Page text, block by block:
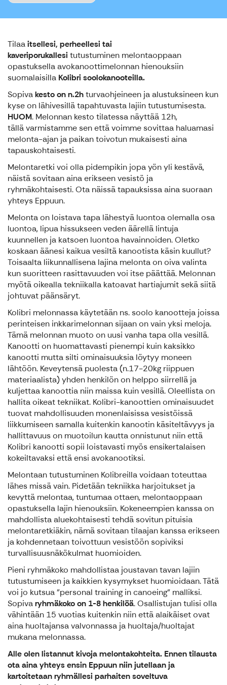
Tilaaitsellesi, perheellesi tai
kaveriporukallesitutustuminen melontaoppaan
opastuksella avokanoottimelonnan hienouksiin
suomalaisilla Kolibri soolokanooteilla.
Sopivakesto on n.2hturvaohjeineen ja alustuksineen kun
kyse on lähivesillä tapahtuvasta lajiin tutustumisesta.
HUOM. Melonnan kesto tilatessa näyttää 12h,
tällä varmistamme sen että voimme sovittaa haluamasi
melonta-ajan ja paikan toivotun mukaisesti aina
tapauskohtaisesti.
Melontaretki voi olla pidempikin jopa yön yli kestävä,
näistä sovitaan aina erikseen vesistö ja
ryhmäkohtaisesti. Ota näissä tapauksissa aina suoraan
yhteys Eppuun.
Melonta on loistava tapa lähestyä luontoa olemalla osa
luontoa, lipua hissukseen veden äärellä lintuja
kuunnellen ja katsoen luontoa havainnoiden. Oletko
koskaan äänesi kaikua vesiltä kanootista käsin kuullut?
Toisaalta liikunnallisena lajina melonta on oiva valinta
kun suoritteen rasittavuuden voi itse päättää. Melonnan
myötä oikealla tekniikalla katoavat hartiajumit sekä siitä
johtuvat päänsäryt.
Kolibri melonnassa käytetään ns. soolo kanootteja joissa
perinteisen inkkarimelonnan sijaan on vain yksi meloja.
Tämä melonnan muoto on uusi vanha tapa olla vesillä.
Kanootti on huomattavasti pienempi kuin kaksikko
kanootti mutta silti ominaisuuksia löytyy moneen
lähtöön. Keveytensä puolesta (n.17-20kg riippuen
materiaalista) yhden henkilön on helppo siirrellä ja
kuljettaa kanoottia niin maissa kuin vesillä. Oleellista on
hallita oikeat tekniikat. Kolibri-kanoottien ominaisuudet
tuovat mahdollisuuden monenlaisissa vesistöissä
liikkumiseen samalla kuitenkin kanootin käsiteltävyys ja
hallittavuus on muotoilun kautta onnistunut niin että
Kolibri kanootti sopii loistavasti myös ensikertalaisen
kokeiltavaksi että ensi avokanootiksi.
Melontaan tutustuminen Kolibreilla voidaan toteuttaa
lähes missä vain. Pidetään tekniikka harjoitukset ja
kevyttä melontaa, tuntumaa ottaen, melontaoppaan
opastuksella lajin hienouksiin. Kokeneempien kanssa on
mahdollista aluekohtaisesti tehdä sovitun pituisia
melontaretkiäkin, nämä sovitaan tilaajan kanssa erikseen
ja kohdennetaan toivottuun vesistöön sopiviksi
turvallisuusnäkökulmat huomioiden.
Pieni ryhmäkoko mahdollistaa joustavan tavan lajiin
tutustumiseen ja kaikkien kysymykset huomioidaan. Tätä
voi jo kutsua "personal training in canoeing" malliksi.
Sopivaryhmäkoko on 1-8 henkilöä. Osallistujan tulisi olla
vähintään 15 vuotias kuitenkin niin että alaikäiset ovat
aina huoltajansa valvonnassa ja huoltaja/huoltajat
mukana melonnassa.
Alle olen listannut kivoja melontakohteita. Ennen tilausta
ota aina yhteys ensin Eppuun niin jutellaan ja
kartoitetaan ryhmällesi parhaiten soveltuva